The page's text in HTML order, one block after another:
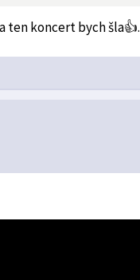
ten koncert bych šla👍.